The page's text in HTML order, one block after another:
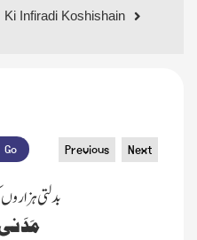
Aala Hazrat رحمۃ اللہ علیہ Ki Infiradi Koshishain
Go Previous Next
بدلتی